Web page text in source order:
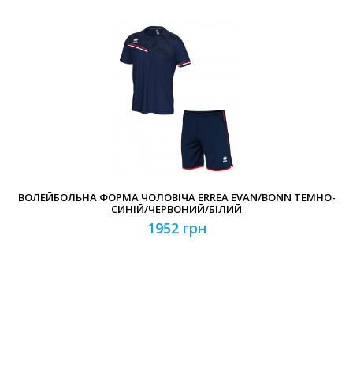
ВОЛЕЙБОЛЬНА ФОРМА ЧОЛОВІЧА ERREA EVAN/BONN ТЕМНО-
СИНІЙ/ЧЕРВОНИЙ/БІЛИЙ
1952 грн